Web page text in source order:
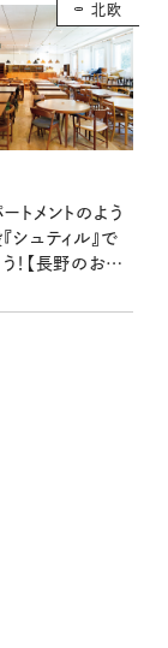
北欧
トメントのよう
シュティル』で
！【長野のおで